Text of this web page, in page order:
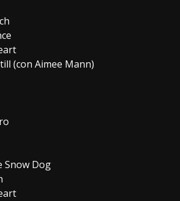
(con Aimee Mann)
Snow Dog